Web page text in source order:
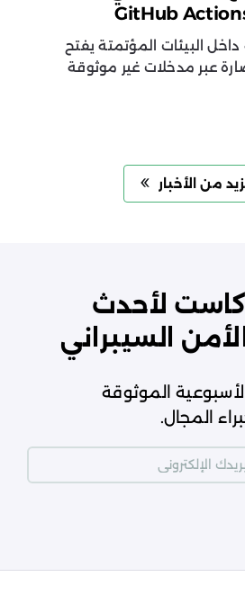
البيئات المؤتمتة يفتح
عبر مدخلات غير موثوقة
من الأخبار
لأحدث
السيبراني
الموثوقة
المجال.